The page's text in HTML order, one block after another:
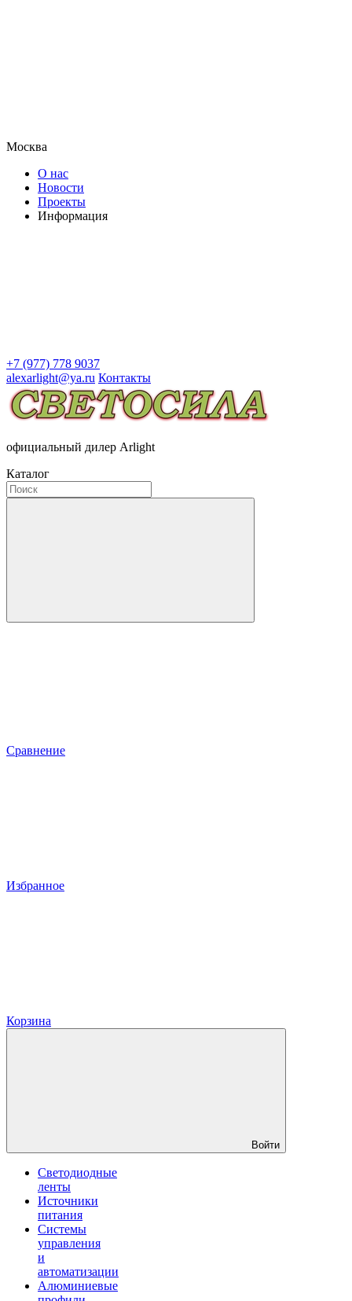
Москва
О нас
Новости
Проекты
Информация
+7 (977) 778 9037
alexarlight@ya.ru Контакты
официальный дилер Arlight
Каталог
Сравнение
Избранное
Корзина
Войти
Светодиодные
ленты
Источники
питания
Системы
управления
и
автоматизации
Алюминиевые